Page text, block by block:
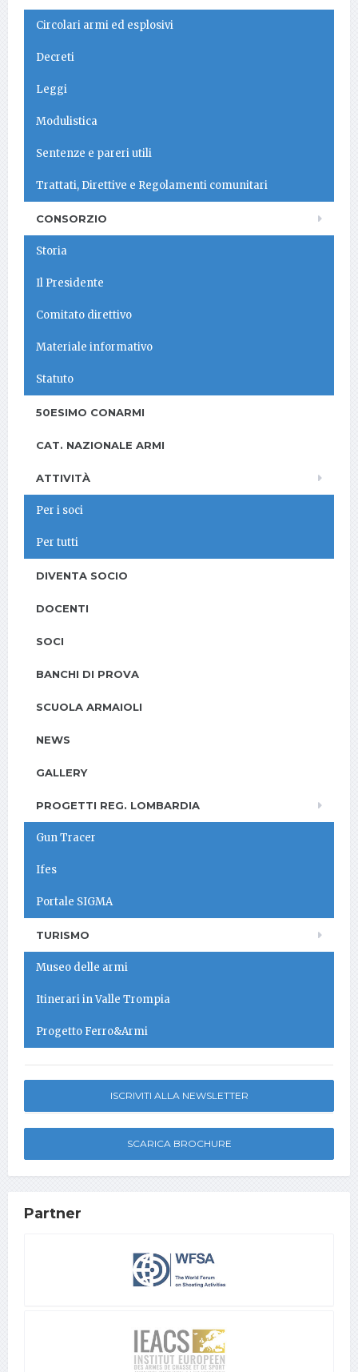
Circolari armi ed esplosivi
Decreti
Leggi
Modulistica
Sentenze e pareri utili
Trattati, Direttive e Regolamenti comunitari
CONSORZIO
Storia
Il Presidente
Comitato direttivo
Materiale informativo
Statuto
50ESIMO CONARMI
CAT. NAZIONALE ARMI
ATTIVITÀ
Per i soci
Per tutti
DIVENTA SOCIO
DOCENTI
SOCI
BANCHI DI PROVA
SCUOLA ARMAIOLI
NEWS
GALLERY
PROGETTI REG. LOMBARDIA
Gun Tracer
Ifes
Portale SIGMA
TURISMO
Museo delle armi
Itinerari in Valle Trompia
Progetto Ferro&Armi
ISCRIVITI ALLA NEWSLETTER
SCARICA BROCHURE
Partner